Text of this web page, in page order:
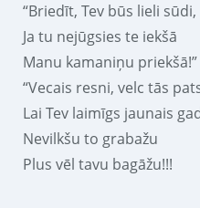
“Briedīt, Tev būs lieli sūdi,
Ja tu nejūgsies te iekšā
Manu kamaniņu priekšā!”
“Vecais resni, velc tās
Lai Tev laimīgs jaunais
Nevilkšu to grabažu
Plus vēl tavu bagāžu!!!